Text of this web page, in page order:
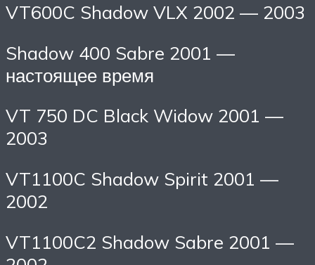
VT600C Shadow VLX 2002 — 2003
Shadow 400 Sabre 2001 —
настоящее время
VT 750 DC Black Widow 2001 —
2003
VT1100C Shadow Spirit 2001 —
2002
VT1100C2 Shadow Sabre 2001 —